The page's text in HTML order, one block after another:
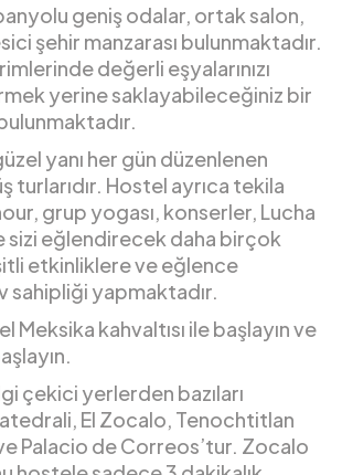
geniş odalar, ortak salon,
şehir manzarası bulunmaktadır.
değerli eşyalarınızı
yerine saklayabileceğiniz bir
yanı her gün düzenlenen
turlarıdır. Hostel ayrıca tekila
grup yogası, konserler, Lucha
sizi eğlendirecek daha birçok
etkinliklere ve eğlence
sahipliği yapmaktadır.
Meksika kahvaltısı ile başlayın ve
çekici yerlerden bazıları
El Zocalo, Tenochtitlan
Palacio de Correos’tur. Zocalo